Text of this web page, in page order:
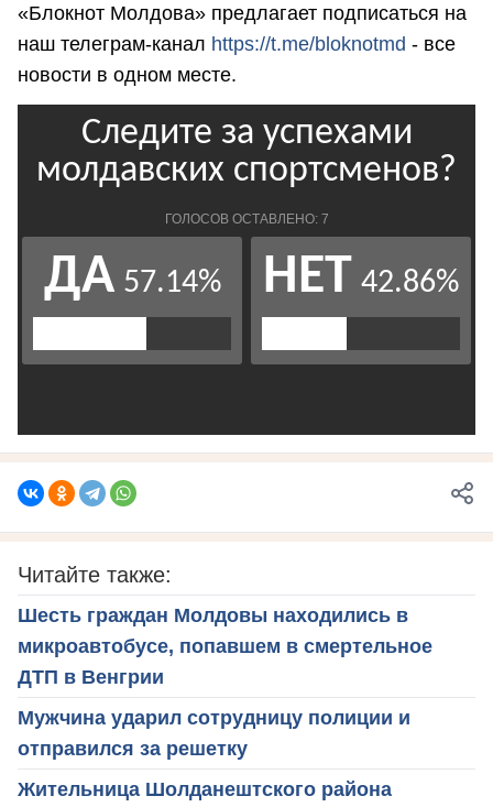
«Блокнот Молдова» предлагает подписаться на
наш телеграм-канал https://t.me/bloknotmd - все
новости в одном месте.
Читайте также:
Шесть граждан Молдовы находились в
микроавтобусе, попавшем в смертельное
ДТП в Венгрии
Мужчина ударил сотрудницу полиции и
отправился за решетку
Жительница Шолданештского района